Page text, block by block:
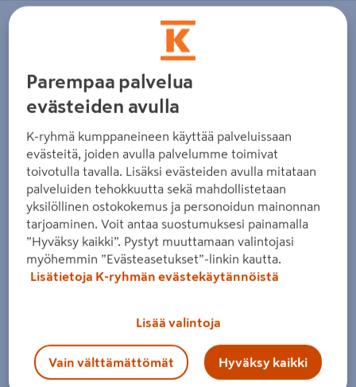
Terassilauta Luna Deck 2 Profix 2
26x92 lämpökäsitelty mänty
Tuotenumero: 500833531 EAN-koodi
Terassilauta on kotimainen, pinnaltaan uritettu
luonnontuote. Se pitää muotonsa, on lahonkestävä ja
myrkytön. Asennus Profix 2 -piilokiinnityksellä. Pituusmitat
vaihtelevat 3 - 5,4 m. Varmista pituus kaupasta.
ekologinen
mittapysyvyys
parantanut lahon - ja säänkesto
Lue koko tuotekuvaus
Parempaa palvelua
evästeiden avulla
K-ryhmä kumppaneineen käyttää palveluissaan
evästeitä, joiden avulla palvelumme toimivat
toivotulla tavalla. Lisäksi evästeiden avulla mitataan
palveluiden tehokkuutta sekä mahdollistetaan
yksilöllinen ostokokemus ja personoidun mainonnan
tarjoaminen. Voit antaa suostumuksesi painamalla
”Hyväksy kaikki”. Pystyt muuttamaan valintojasi
myöhemmin ”Evästeasetukset”-linkin kautta.
Lisätietoja K-ryhmän evästekäytännöistä
Lisää valintoja
Vain välttämättömät Hyväksy kaikki